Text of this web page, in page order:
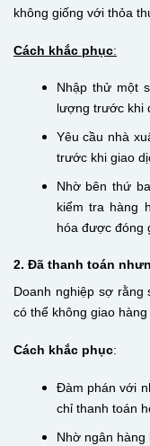
không giống với thỏa
Cách khắc phục:
Nhập thử một
lượng trước khi
Yêu cầu nhà
trước khi giao
Nhờ bên thứ
kiểm tra hàng
hóa được đóng
2. Đã thanh toán
Doanh nghiệp sợ rằng
có thể không giao
Cách khắc phục:
Đàm phán với
chỉ thanh toán
Nhờ ngân